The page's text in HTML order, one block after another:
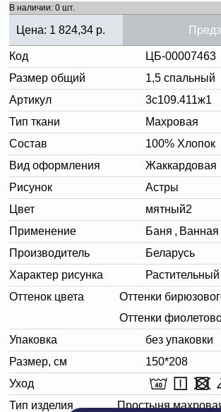
В наличии: 0 шт.
Цена: 1 824,34 р.
Код
ЦБ-00007463
Размер общий
1,5 спальный
Артикул
3с109.411ж1
Тип ткани
Махровая
Состав
100% Хлопок
Вид оформления
Жаккардовая
Рисунок
Астры
Цвет
мятный2
Применение
Баня , Ванная
Производитель
Беларусь
Характер рисунка
Растительный
Оттенок цвета
Оттенки
Оттенки
Упаковка
без упаковки
Размер, см
150*208
Уход
Тип изделия
Простыня